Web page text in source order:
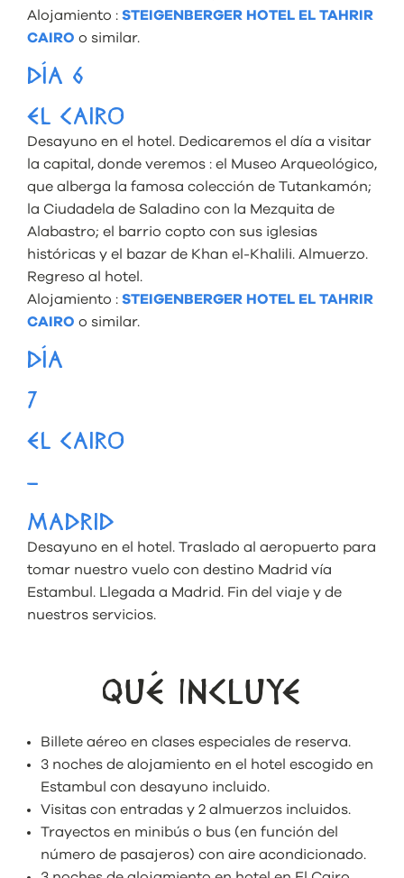
Alojamiento : STEIGENBERGER HOTEL EL TAHRIR
CAIRO o similar.
DÍA 6
EL CAIRO
Desayuno en el hotel. Dedicaremos el día a visitar
la capital, donde veremos : el Museo Arqueológico,
que alberga la famosa colección de Tutankamón;
la Ciudadela de Saladino con la Mezquita de
Alabastro; el barrio copto con sus iglesias
históricas y el bazar de Khan el-Khalili. Almuerzo.
Regreso al hotel.
Alojamiento : STEIGENBERGER HOTEL EL TAHRIR
CAIRO o similar.
DÍA
7
EL CAIRO
–
MADRID
Desayuno en el hotel. Traslado al aeropuerto para
tomar nuestro vuelo con destino Madrid vía
Estambul. Llegada a Madrid. Fin del viaje y de
nuestros servicios.
QUÉ INCLUYE
Billete aéreo en clases especiales de reserva.
3 noches de alojamiento en el hotel escogido en
Estambul con desayuno incluido.
Visitas con entradas y 2 almuerzos incluidos.
Trayectos en minibús o bus (en función del
número de pasajeros) con aire acondicionado.